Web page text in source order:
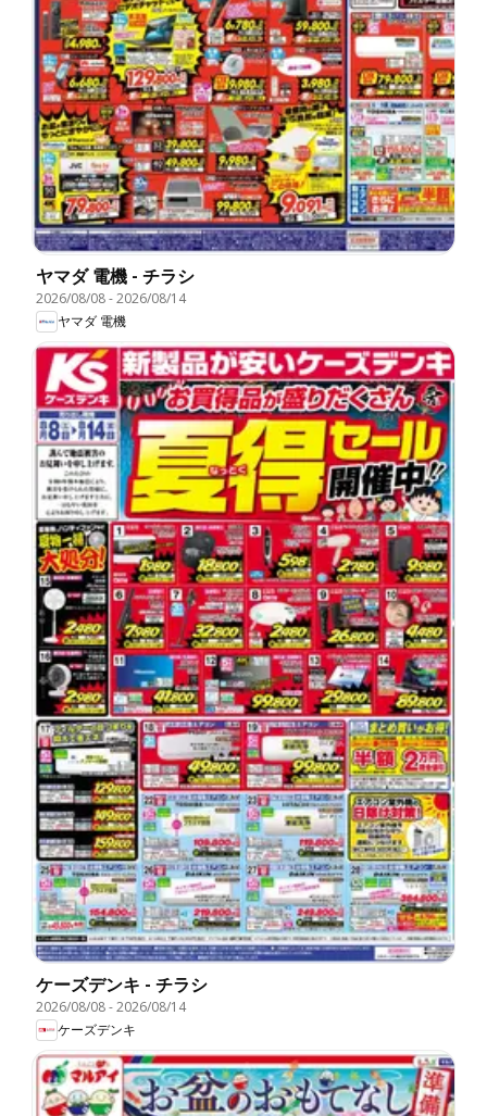
ヤマダ 電機 - チラシ
2026/08/08-2026/08/14
ヤマダ 電機
ケーズデンキ - チラシ
2026/08/08-2026/08/14
ケーズデンキ